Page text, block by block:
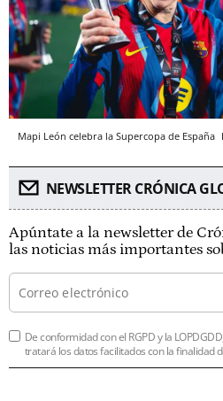
Mapi León celebra la Supercopa de España
NEWSLETTER CRÓNICA
Apúntate a la newsletter de
las noticias más importantes
De conformidad con el RGPD y la
tratará los datos facilitados con la finalidad